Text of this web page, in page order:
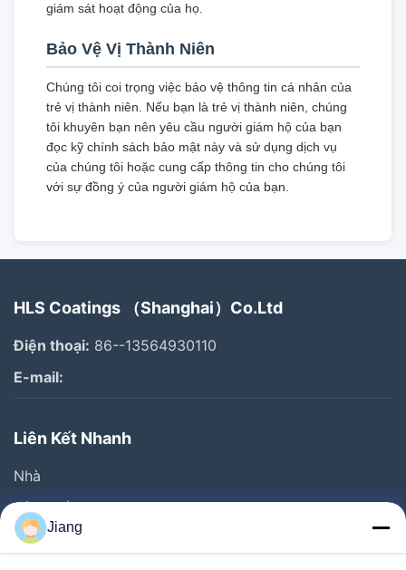
giám sát hoạt động của họ.
Bảo Vệ Vị Thành Niên
Chúng tôi coi trọng việc bảo vệ thông tin cá nhân của
trẻ vị thành niên. Nếu bạn là trẻ vị thành niên, chúng
tôi khuyên bạn nên yêu cầu người giám hộ của bạn
đọc kỹ chính sách bảo mật này và sử dụng dịch vụ
của chúng tôi hoặc cung cấp thông tin cho chúng tôi
với sự đồng ý của người giám hộ của bạn.
HLS Coatings （Shanghai）Co.Ltd
Điện thoại: 86--13564930110
E-mail:
Liên Kết Nhanh
Nhà
Sản Phẩm
Video
Jiang